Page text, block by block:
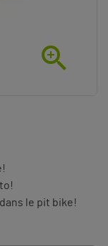

le pit bike!